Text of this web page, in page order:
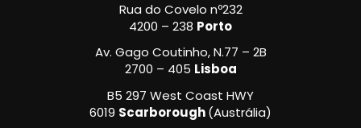
Rua do Covelo nº232
4200 – 238 Porto
Av. Gago Coutinho, N.77 – 2B
2700 – 405 Lisboa
B5 297 West Coast HWY
6019 Scarborough(Austrália)